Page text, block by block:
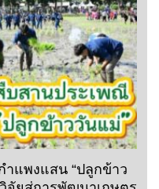
แพงแสน “ปลูกข้าว